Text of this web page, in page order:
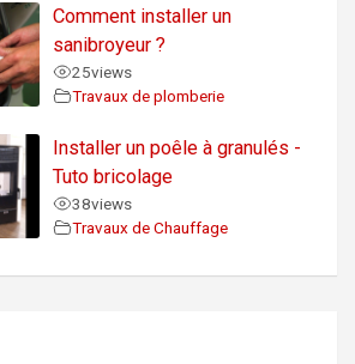
Comment installer un
sanibroyeur ?
25views
Travaux de plomberie
Installer un poêle à granulés -
Tuto bricolage
38views
Travaux de Chauffage